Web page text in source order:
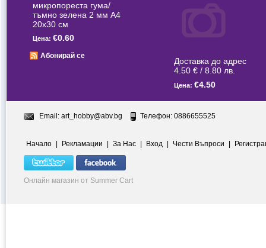
микропореста гума/
тъмно зелена 2 мм А4
20x30 см
Цена: €0.60
Абонирай се
Доставка до адрес
4.50 € / 8.80 лв.
Цена: €4.50
Email: art_hobby@abv.bg Телефон: 0886655525
Начало | Рекламации | За Нас | Вход | Чести Въпроси |
Онлайн магазин от Summer Cart